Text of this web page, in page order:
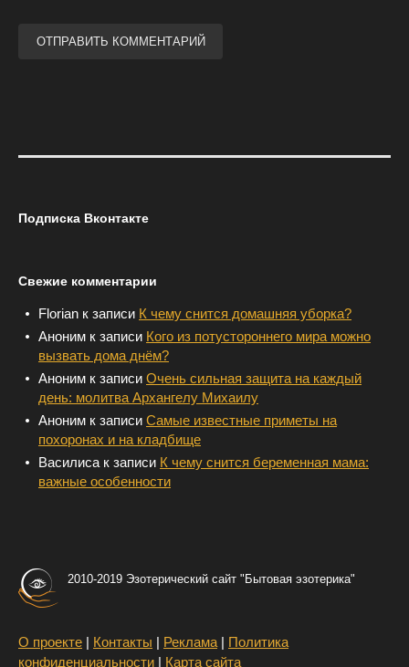
Подписка Вконтакте
Свежие комментарии
Florian к записи К чему снится домашняя уборка?
Аноним к записи Кого из потустороннего мира можно
вызвать дома днём?
Аноним к записи Очень сильная защита на каждый
день: молитва Архангелу Михаилу
Аноним к записи Самые известные приметы на
похоронах и на кладбище
Василиса к записи К чему снится беременная мама:
важные особенности
2010-2019 Эзотерический сайт "Бытовая эзотерика"
О проекте | Контакты | Реклама | Политика
конфиденциальности | Карта сайта